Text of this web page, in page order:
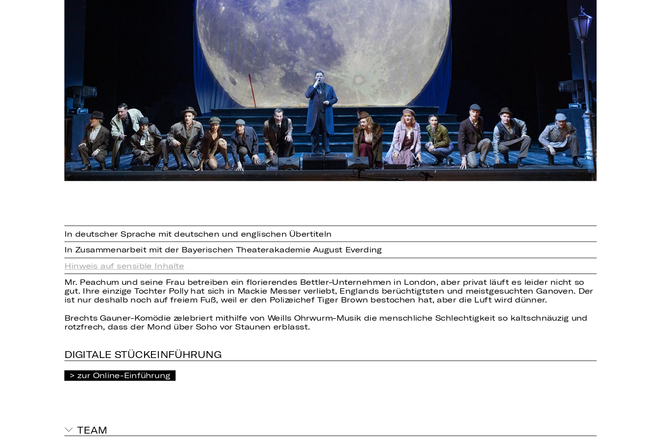
In deutscher Sprache mit deutschen und englischen Übertiteln
In Zusammenarbeit mit der Bayerischen Theaterakademie August Everding
Hinweis auf sensible Inhalte
Mr. Peachum und seine Frau betreiben ein florierendes Bettler-Unternehmen in London, aber privat läuft es leider nicht so
gut. Ihre einzige Tochter Polly hat sich in Mackie Messer verliebt, Englands berüchtigtsten und meistgesuchten Ganoven. Der
ist nur deshalb noch auf freiem Fuß, weil er den Polizeichef Tiger Brown bestochen hat, aber die Luft wird dünner.
Brechts Gauner-Komödie zelebriert mithilfe von Weills Ohrwurm-Musik die menschliche Schlechtigkeit so kaltschnäuzig und
rotzfrech, dass der Mond über Soho vor Staunen erblasst.
DIGITALE STÜCKEINFÜHRUNG
zur Online-Einführung
TEAM